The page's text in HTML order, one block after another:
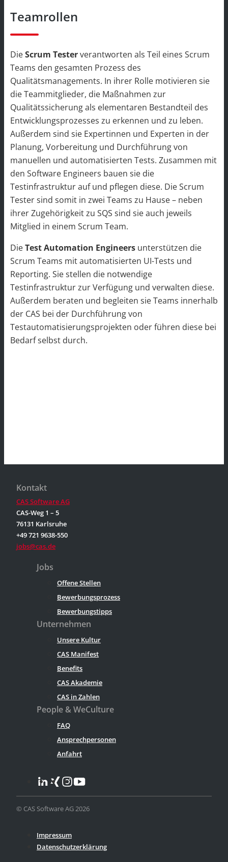
Teamrollen
DieScrum Testerverantworten als Teil eines Scrum
Teams den gesamten Prozess des
Qualitätsmanagements. In ihrer Rolle motivieren sie
die Teammitglieder, die Maßnahmen zur
Qualitätssicherung als elementaren Bestandteil des
Entwicklungsprozesses zu erkennen und zu leben.
Außerdem sind sie Expertinnen und Experten in der
Planung, Vorbereitung und Durchführung von
manuellen und automatisierten Tests. Zusammen mit
den Software Engineers bauen sie die
Testinfrastruktur auf und pflegen diese. Die Scrum
Tester sind somit in zwei Teams zu Hause – neben
ihrer Zugehörigkeit zu SQS sind sie auch jeweils
Mitglied in einem Scrum Team.
DieTest Automation Engineers unterstützen die
Scrum Teams mit automatisierten UI-Tests und
Reporting. Sie stellen die notwendige
Testinfrastruktur zur Verfügung und verwalten diese.
Außerdem beraten und begleiten sie Teams innerhalb
der CAS bei der Durchführung von
Testautomatisierungsprojekten oder führen diese bei
Bedarf selbst durch.
Kontakt
CAS Software AG
CAS-Weg 1 – 5
76131 Karlsruhe
+49 721 9638-550
jobs@cas.de
Jobs
Offene Stellen
Bewerbungsprozess
Bewerbungstipps
Unternehmen
Unsere Kultur
CAS Manifest
Benefits
CAS Akademie
CAS in Zahlen
People & WeCulture
FAQ
Ansprechpersonen
Anfahrt
© CAS Software AG 2026
Impressum
Datenschutzerklärung